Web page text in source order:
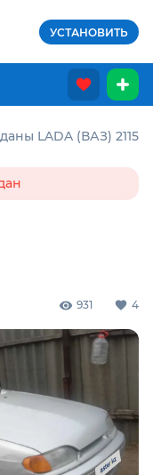
УСТАНОВИТЬ
LADA (ВАЗ) 2115
931 4